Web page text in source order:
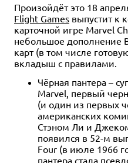
1-5 60-90 14+ Eng
RuneScape Kingdoms: Shadow
of Elvarg
Купить
2-6 60 10+ Eng
Купить
Произойдёт это 18
Flight Games выпустит к
карточной игре Marvel
небольшое дополнение
карт (в том числе
вкладыш с правилами.
Чёрная пантера –
Marvel, первый
(и один из первых
американских
Стэном Ли и
появился в 52-м
Four (в июле 1966
пантера стала